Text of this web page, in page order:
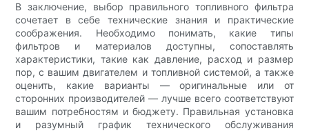
В заключение, выбор правильного топливного фильтра
сочетает в себе технические знания и практические
соображения. Необходимо понимать, какие типы
фильтров и материалов доступны, сопоставлять
характеристики, такие как давление, расход и размер
пор, с вашим двигателем и топливной системой, а также
оценить, какие варианты — оригинальные или от
сторонних производителей — лучше всего соответствуют
вашим потребностям и бюджету. Правильная установка
и разумный график технического обслуживания